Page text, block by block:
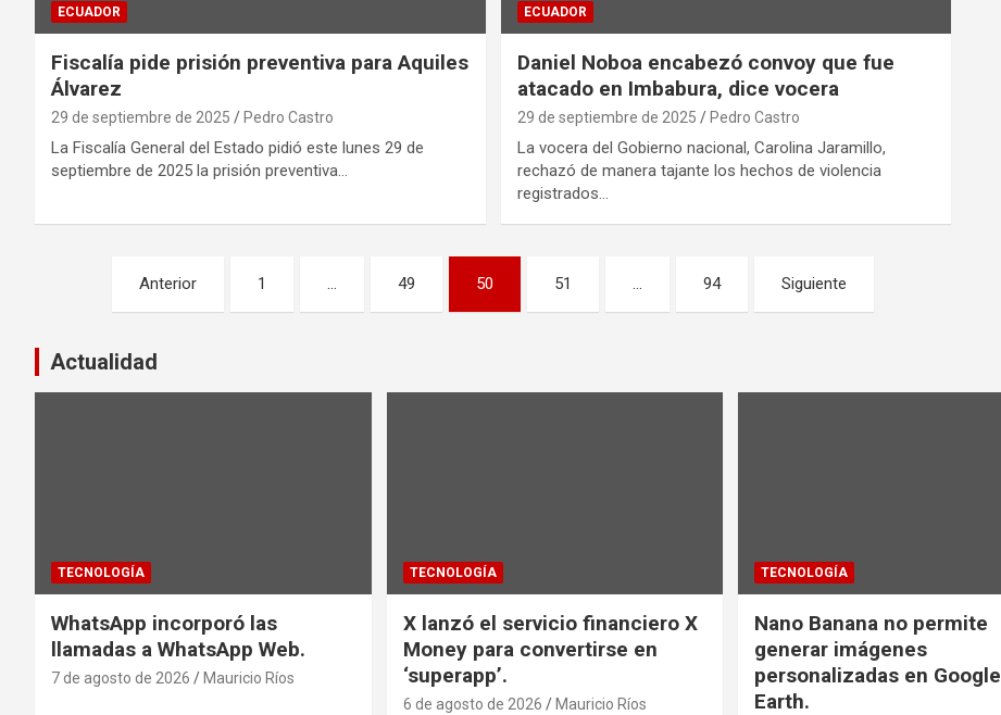
ECUADOR
Fiscalía pide prisión preventiva para Aquiles
Álvarez
29 de septiembre de 2025 Pedro Castro
La Fiscalía General del Estado pidió este lunes 29 de
septiembre de 2025 la prisión preventiva…
ECUADOR
Daniel Noboa encabezó convoy que fue
atacado en Imbabura, dice vocera
29 de septiembre de 2025 Pedro Castro
La vocera del Gobierno nacional, Carolina Jaramillo,
rechazó de manera tajante los hechos de violencia
registrados…
Paginación
entradas
Anterior 1 … 49 50 51 … 94 Siguiente
Actualidad
TECNOLOGÍA
WhatsApp incorporó las
llamadas a WhatsApp Web.
7 de agosto de 2026 Mauricio Ríos
TECNOLOGÍA
X lanzó el servicio financiero X
Money para convertirse en
‘superapp’.
6 de agosto de 2026 Mauricio Ríos
TECNOLOGÍA
Nano Banana no permite
generar imágenes
personalizadas en Google
Earth.